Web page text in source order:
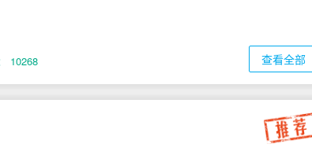
10268 查看全部